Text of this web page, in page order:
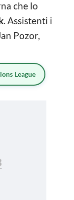
che lo
. Assistenti i
Pozor,
League